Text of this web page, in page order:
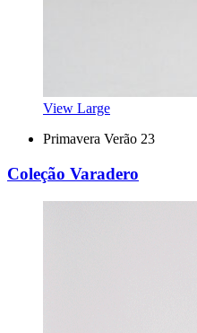
View Large
Primavera Verão 23
Coleção Varadero